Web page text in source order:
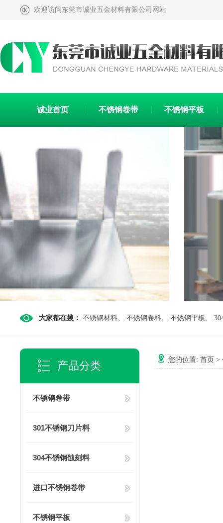
欢迎访问东莞市诚业五金材料有限公司网站
诚业首页 不锈钢卷带 不锈钢平板
大家都在搜： 不锈钢材料、 不锈钢卷料、 不锈钢平板 、
产品分类
不锈钢卷带
301不锈钢刀片料
304不锈钢蚀刻料
进口不锈钢卷带
不锈钢平板
您的位置: 首页 >